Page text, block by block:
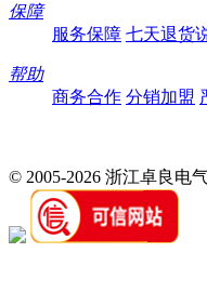
保障
服务保障 七天退货
帮助
商务合作 分销加盟
© 2005-2026 浙江卓良电